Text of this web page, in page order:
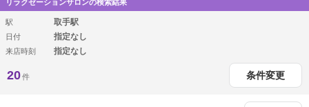
リラクゼーションサロンの検索結果
駅 取手駅
日付 指定なし
来店時刻 指定なし
20件 条件変更